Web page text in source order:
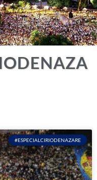
#ESPECIALCIRIODENAZARE